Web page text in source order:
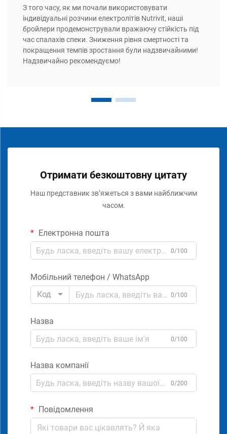
З того часу, як ми почали використовувати
індивідуальні розчини електролітів Nutrivit, наші
бройлери продемонстрували вражаючу стійкість під
час спалахів спеки. Зниження рівня смертності та
покращення темпів зростання були надзвичайними!
Надзвичайно рекомендуємо!
Отримати безкоштовну цитату
Наш представник зв’яжеться з вами найближчим
часом.
Електронна пошта
0/100
Мобільний телефон / WhatsApp
Код
0/100
Назва
0/100
Назва компанії
0/200
Повідомлення